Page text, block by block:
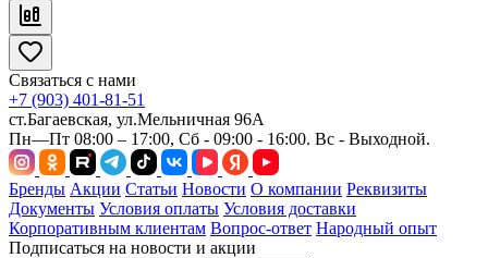
Связаться с нами
+7 (903) 401-81-51
ст.Багаевская, ул.Мельничная 96А
Пн—Пт 08:00 – 17:00, Сб - 09:00 - 16:00. Вс - Выходной.
Бренды Акции Статьи Новости О компании Реквизиты
Документы Условия оплаты Условия доставки
Корпоративным клиентам Вопрос-ответ Народный опыт
Подписаться на новости и акции